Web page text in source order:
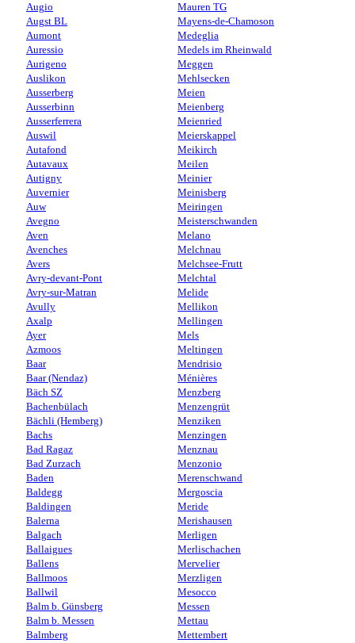
Augio
Augst BL
Aumont
Auressio
Aurigeno
Auslikon
Ausserberg
Ausserbinn
Ausserferrera
Auswil
Autafond
Autavaux
Autigny
Auvernier
Auw
Avegno
Aven
Avenches
Avers
Avry-devant-Pont
Avry-sur-Matran
Avully
Axalp
Ayer
Azmoos
Baar
Baar (Nendaz)
Bäch SZ
Bachenbülach
Bächli (Hemberg)
Bachs
Bad Ragaz
Bad Zurzach
Baden
Baldegg
Baldingen
Balerna
Balgach
Ballaigues
Ballens
Ballmoos
Ballwil
Balm b. Günsberg
Balm b. Messen
Balmberg
Mauren TG
Mayens-de-Chamoson
Medeglia
Medels im Rheinwald
Meggen
Mehlsecken
Meien
Meienberg
Meienried
Meierskappel
Meikirch
Meilen
Meinier
Meinisberg
Meiringen
Meisterschwanden
Melano
Melchnau
Melchsee-Frutt
Melchtal
Melide
Mellikon
Mellingen
Mels
Meltingen
Mendrisio
Ménières
Menzberg
Menzengrüt
Menziken
Menzingen
Menznau
Menzonio
Merenschwand
Mergoscia
Meride
Merishausen
Merligen
Merlischachen
Mervelier
Merzligen
Mesocco
Messen
Mettau
Mettembert